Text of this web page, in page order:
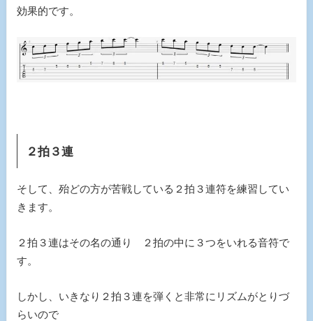
効果的です。
２拍３連
そして、殆どの方が苦戦している２拍３連符を練習してい
きます。
２拍３連はその名の通り ２拍の中に３つをいれる音符で
す。
しかし、いきなり２拍３連を弾くと非常にリズムがとりづ
らいので